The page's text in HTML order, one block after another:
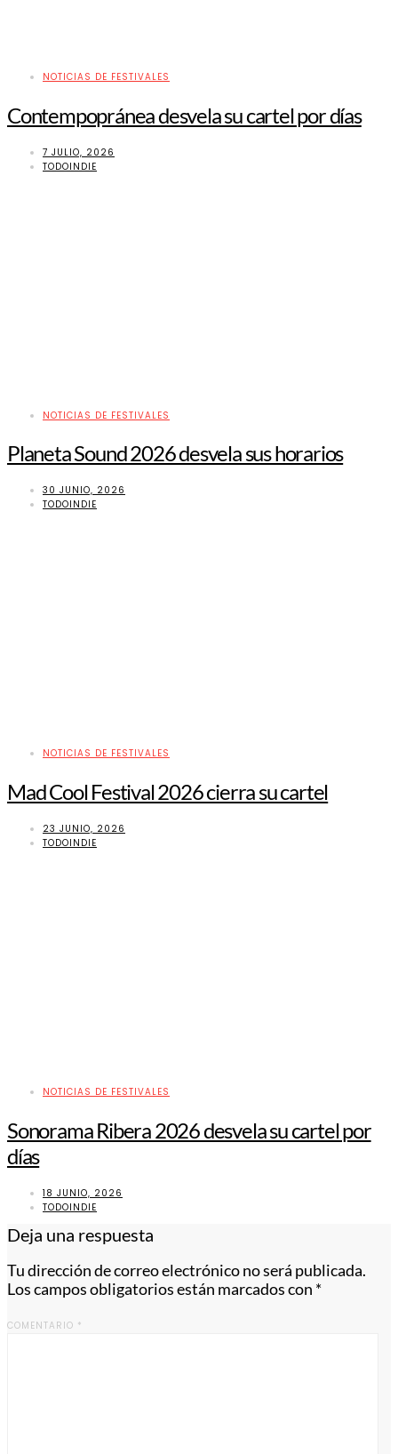
NOTICIAS DE FESTIVALES
Contempopránea desvela su cartel por días
7 JULIO, 2026
TODOINDIE
NOTICIAS DE FESTIVALES
Planeta Sound 2026 desvela sus horarios
30 JUNIO, 2026
TODOINDIE
NOTICIAS DE FESTIVALES
Mad Cool Festival 2026 cierra su cartel
23 JUNIO, 2026
TODOINDIE
NOTICIAS DE FESTIVALES
Sonorama Ribera 2026 desvela su cartel por
días
18 JUNIO, 2026
TODOINDIE
Deja una respuesta
Tu dirección de correo electrónico no será publicada.
Los campos obligatorios están marcados con *
COMENTARIO *